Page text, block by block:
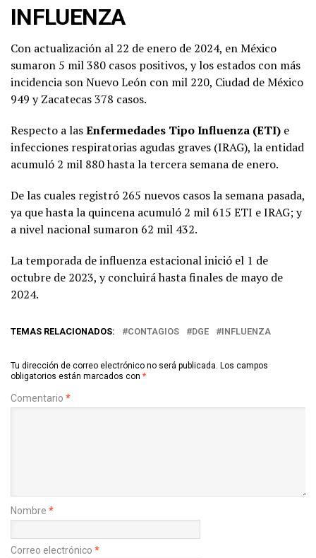
INFLUENZA
Con actualización al 22 de enero de 2024, en México
sumaron 5 mil 380 casos positivos, y los estados con más
incidencia son Nuevo León con mil 220, Ciudad de México
949 y Zacatecas 378 casos.
Respecto a lasEnfermedades Tipo Influenza (ETI) e
infecciones respiratorias agudas graves (IRAG), la entidad
acumuló 2 mil 880 hasta la tercera semana de enero.
De las cuales registró 265 nuevos casos la semana pasada,
ya que hasta la quincena acumuló 2 mil 615 ETI e IRAG; y
a nivel nacional sumaron 62 mil 432.
La temporada de influenza estacional inició el 1 de
octubre de 2023, y concluirá hasta finales de mayo de
2024.
TEMAS RELACIONADOS: CONTAGIOS DGE INFLUENZA
Tu dirección de correo electrónico no será publicada. Los campos
obligatorios están marcados con *
Comentario *
Nombre *
Correo electrónico *